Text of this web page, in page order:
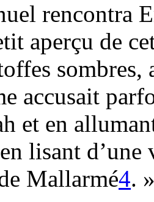
rencontra
aperçu de
accusait
et en
lisant
Mallarmé4.